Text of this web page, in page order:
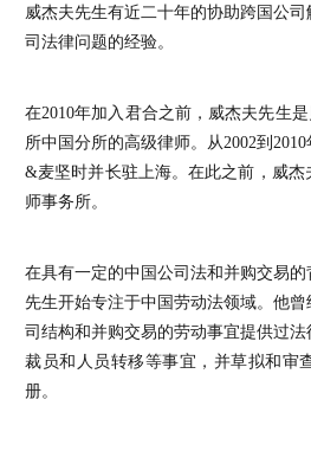
威杰夫先生有近二十年的协助跨国公
司法律问题的经验。
在2010年加入君合之前，威杰夫先生
所中国分所的高级律师。从2002到
&麦坚时并长驻上海。在此之前，威
师事务所。
在具有一定的中国公司法和并购交易的
先生开始专注于中国劳动法领域。他
司结构和并购交易的劳动事宜提供过
裁员和人员转移等事宜，并草拟和审
册。